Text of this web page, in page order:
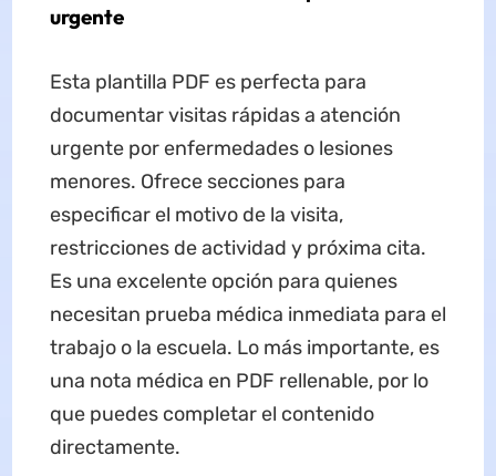
urgente
Esta plantilla PDF es perfecta para
documentar visitas rápidas a atención
urgente por enfermedades o lesiones
menores. Ofrece secciones para
especificar el motivo de la visita,
restricciones de actividad y próxima cita.
Es una excelente opción para quienes
necesitan prueba médica inmediata para el
trabajo o la escuela. Lo más importante, es
una nota médica en PDF rellenable, por lo
que puedes completar el contenido
directamente.